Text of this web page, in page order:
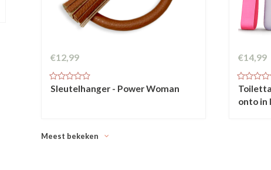
€12,99
Sleutelhanger - Power Woman
€14,99
onto in
Meest bekeken